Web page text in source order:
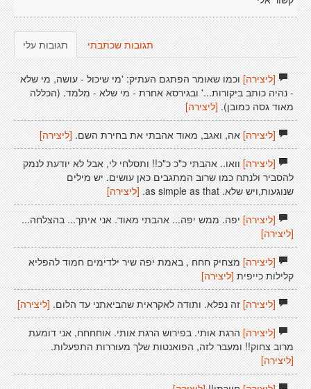
תגובות עלי תגובות שכתבתי
[ליצירה]וכמו שאומר הפתגם העתיק: 'מי שיכול - עושה, מי שלא
- נהיה כותב ביקורות...' ובגירסא אחרת - מי שלא - מלמד. (הכללה
מאוד גסה כמובן). [ליצירה]
[ליצירה]אה, ואגב, מאוד אהבתי את בחירת השם. [ליצירה]
[ליצירה]וואו.. אהבתי כ"כ כ"כ!! ותסלחי לי, אבל לא יודעת לנמק
להסביר ולנתח כמו שרוב המתגבים כאן עושים. יש מילים
שנוגעות,ויש שלא. as simple as that.
[ליצירה]
[ליצירה]יפה. ממש יפה... אהבתי מאוד. אני איתך... בהצלחה...
[ליצירה]
[ליצירה]מצחיק חחח , באמת יפה שיר ילדימים חמוד להפליא
קלילות כייפית [ליצירה]
[ליצירה]זה נפלא. ותודה לאקראית שהביאתני עד הלום. [ליצירה]
[ליצירה]הרגת אותי. בפירוש הרגת אותי. אוחחחח, אני דומעת
מרוב צחוק!! ומעבר לזה, הפואנטות שלך מעוררות התפעלות.
[ליצירה]